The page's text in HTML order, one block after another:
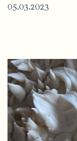
05.03.2023